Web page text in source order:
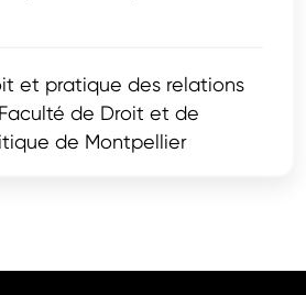
et pratique des relations
de Droit et de
de Montpellier